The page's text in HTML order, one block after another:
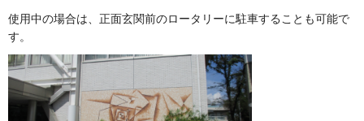
使用中の場合は、正面玄関前のロータリーに駐車することも可能で
す。